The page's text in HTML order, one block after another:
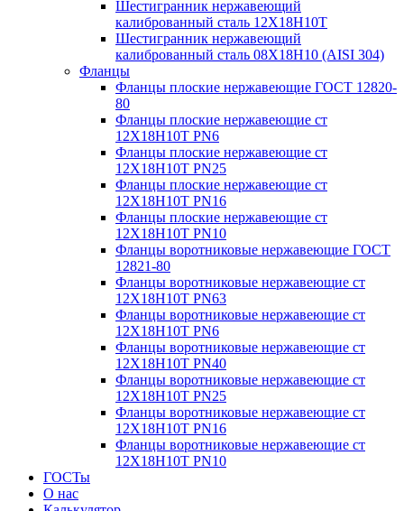
Шестигранник нержавеющий
калиброванный сталь 12Х18Н10Т
Шестигранник нержавеющий
калиброванный сталь 08Х18Н10 (AISI 304)
Фланцы
Фланцы плоские нержавеющие ГОСТ 12820-
80
Фланцы плоские нержавеющие ст
12Х18Н10Т PN6
Фланцы плоские нержавеющие ст
12Х18Н10Т PN25
Фланцы плоские нержавеющие ст
12Х18Н10Т PN16
Фланцы плоские нержавеющие ст
12Х18Н10Т PN10
Фланцы воротниковые нержавеющие ГОСТ
12821-80
Фланцы воротниковые нержавеющие ст
12Х18Н10Т PN63
Фланцы воротниковые нержавеющие ст
12Х18Н10Т PN6
Фланцы воротниковые нержавеющие ст
12Х18Н10Т PN40
Фланцы воротниковые нержавеющие ст
12Х18Н10Т PN25
Фланцы воротниковые нержавеющие ст
12Х18Н10Т PN16
Фланцы воротниковые нержавеющие ст
12Х18Н10Т PN10
ГОСТы
О нас